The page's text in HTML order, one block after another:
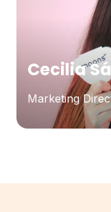
Cecilia
Marketing